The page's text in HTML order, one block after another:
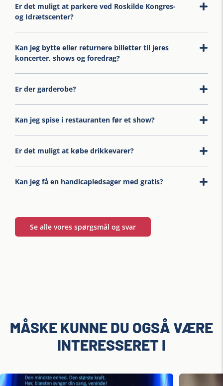
Er det muligt at parkere ved Roskilde Kongres-
og Idrætscenter?
Kan jeg bytte eller returnere billetter til jeres
koncerter, shows og foredrag?
Er der garderobe?
Kan jeg spise i restauranten før et show?
Er det muligt at købe drikkevarer?
Kan jeg få en handicapledsager med gratis?
Se alle vores spørgsmål og svar
MÅSKE KUNNE DU OGSÅ VÆRE
INTERESSERET I